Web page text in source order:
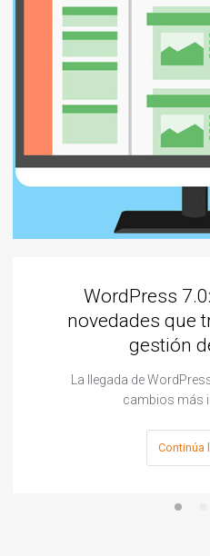
WordPress
novedades que
gestión
La llegada de
cambios más
Continúa